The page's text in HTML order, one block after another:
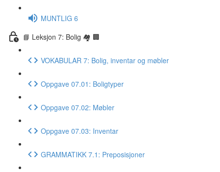
MUNTLIG 6
📘 Leksjon 7: Bolig 🏘 🏢
VOKABULAR 7: Bolig, inventar og møbler
Oppgave 07.01: Boligtyper
Oppgave 07.02: Møbler
Oppgave 07.03: Inventar
GRAMMATIKK 7.1: Preposisjoner